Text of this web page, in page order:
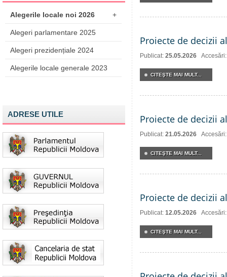
Alegerile locale noi 2026 +
Alegeri parlamentare 2025
Alegeri prezidențiale 2024
Alegerile locale generale 2023
ADRESE UTILE
Proiecte de decizii
Publicat: 25.05.2026
CITEŞTE MAI MULT...
Proiecte de decizii
Publicat: 21.05.2026
CITEŞTE MAI MULT...
Proiecte de decizii
Publicat: 12.05.2026
CITEŞTE MAI MULT...